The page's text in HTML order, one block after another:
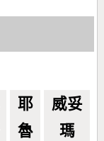
耶
魯
威妥
瑪